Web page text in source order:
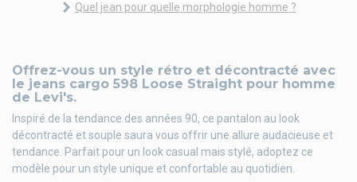
Offrez-vous un style rétro et décontracté avec
le jeans cargo 598 Loose Straight pour homme
de Levi's.
Inspiré de la tendance des années 90, ce pantalon au look
décontracté et souple saura vous offrir une allure audacieuse et
tendance. Parfait pour un look casual mais stylé, adoptez ce
modèle pour un style unique et confortable au quotidien.
Quel jean pour quelle morphologie homme ?